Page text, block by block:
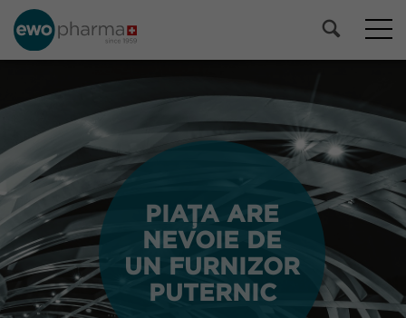
PIAȚA ARE
NEVOIE DE
UN FURNIZOR
PUTERNIC
PIAȚA ARE
NEVOIE DE
UN FURNIZOR
PUTERNIC